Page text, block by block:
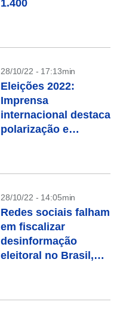
1.400
28/10/22 - 17:13min
Eleições 2022:
Imprensa
internacional destaca
polarização e
28/10/22 - 14:05min
Redes sociais falham
em fiscalizar
desinformação
eleitoral no Brasil,